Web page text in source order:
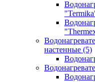
настенные (5)